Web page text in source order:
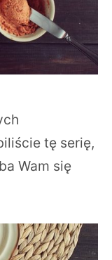
tę serię,
Wam się